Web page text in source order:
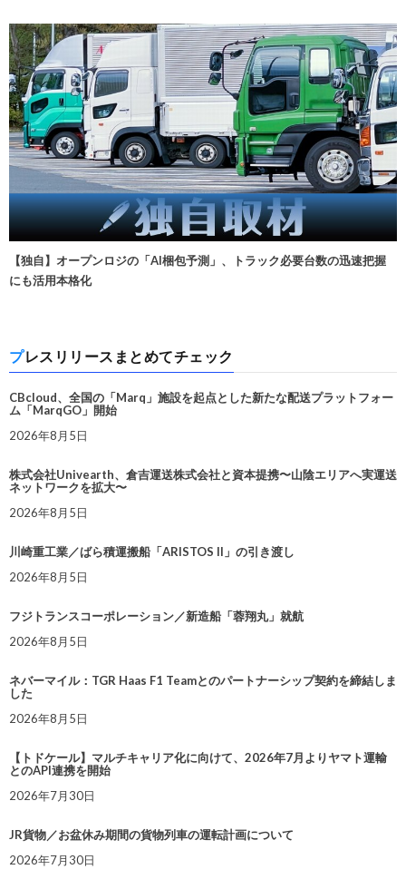
【独自】オープンロジの「AI梱包予測」、トラック必要台数の迅速把握
にも活用本格化
プレスリリースまとめてチェック
CBcloud、全国の「Marq」施設を起点とした新たな配送プラットフォー
ム「MarqGO」開始
2026年8月5日
株式会社Univearth、倉吉運送株式会社と資本提携〜山陰エリアへ実運送
ネットワークを拡大〜
2026年8月5日
川崎重工業／ばら積運搬船「ARISTOS II」の引き渡し
2026年8月5日
フジトランスコーポレーション／新造船「蓉翔丸」就航
2026年8月5日
ネバーマイル：TGR Haas F1 Teamとのパートナーシップ契約を締結しま
した
2026年8月5日
【トドケール】マルチキャリア化に向けて、2026年7月よりヤマト運輸
とのAPI連携を開始
2026年7月30日
JR貨物／お盆休み期間の貨物列車の運転計画について
2026年7月30日